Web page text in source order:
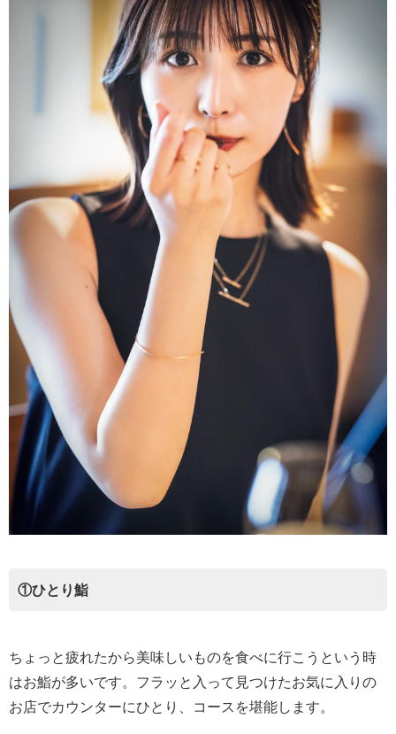
①ひとり鮨
ちょっと疲れたから美味しいものを食べに行こうという時
はお鮨が多いです。フラッと入って見つけたお気に入りの
お店でカウンターにひとり、コースを堪能します。